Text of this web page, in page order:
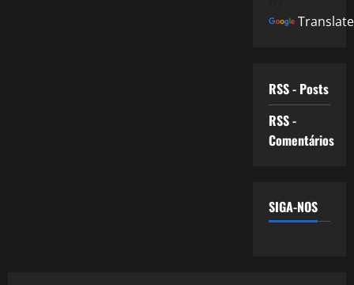
Translate
RSS - Posts
RSS -
Comentários
SIGA-NOS